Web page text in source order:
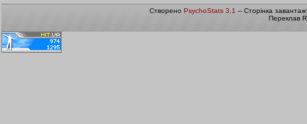
Створено PsychoStats 3.1 -- Сторінка
Переклав